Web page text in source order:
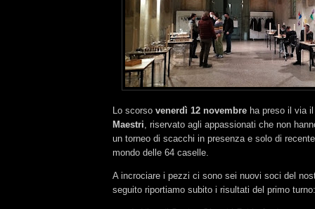
Lo scorso venerdì 12 novembre ha preso il via
Maestri , riservato agli appassionati che non
un torneo di scacchi in presenza e solo di
mondo delle 64 caselle.
A incrociare i pezzi ci sono sei nuovi soci del
seguito riportiamo subito i risultati del primo turno: